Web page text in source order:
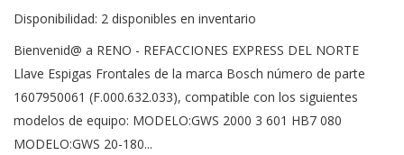
Disponibilidad: 2 disponibles en inventario
Bienvenid@ a RENO - REFACCIONES EXPRESS DEL NORTE
Llave Espigas Frontales de la marca Bosch número de parte
1607950061 (F.000.632.033), compatible con los siguientes
modelos de equipo: MODELO:GWS 2000 3 601 HB7 080
MODELO:GWS 20-180...